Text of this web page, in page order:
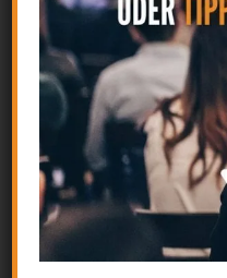
Startseite
Frage eines
Abstand
3. August 2016 by CAD
Frage eines
Abstand
Der Befehl „ Kürzester